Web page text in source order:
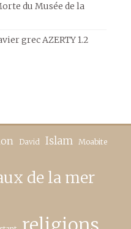
du Musée de la
grec AZERTY 1.2
David Islam Moabite
de la mer